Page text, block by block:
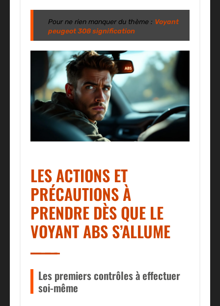
Pour ne rien manquer du thème : Voyant
peugeot 308 signification
LES ACTIONS ET
PRÉCAUTIONS À
PRENDRE DÈS QUE LE
VOYANT ABS S’ALLUME
Les premiers contrôles à effectuer
soi-même